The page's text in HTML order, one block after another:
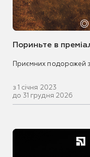
Пориньте в
Приємних подорожей
з 1 січня 2023
до 31 грудня 2026